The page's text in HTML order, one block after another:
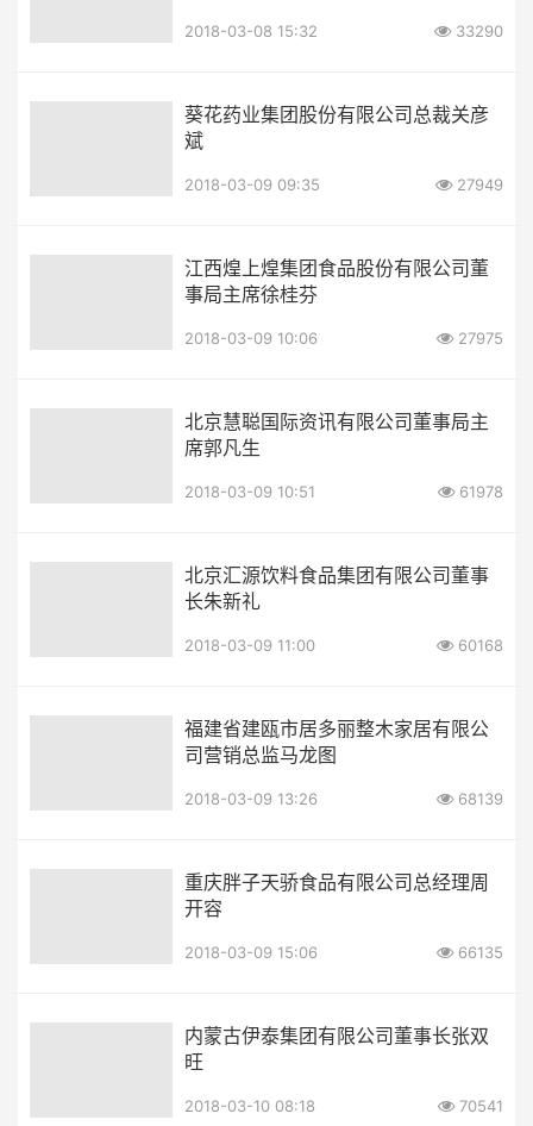
2018-03-08 15:32 33290
葵花药业集团股份有限公司总裁关彦
斌
2018-03-09 09:35 27949
江西煌上煌集团食品股份有限公司董
事局主席徐桂芬
2018-03-09 10:06 27975
北京慧聪国际资讯有限公司董事局主
席郭凡生
2018-03-09 10:51 61978
北京汇源饮料食品集团有限公司董事
长朱新礼
2018-03-09 11:00 60168
福建省建瓯市居多丽整木家居有限公
司营销总监马龙图
2018-03-09 13:26 68139
重庆胖子天骄食品有限公司总经理周
开容
2018-03-09 15:06 66135
内蒙古伊泰集团有限公司董事长张双
旺
2018-03-10 08:18 70541